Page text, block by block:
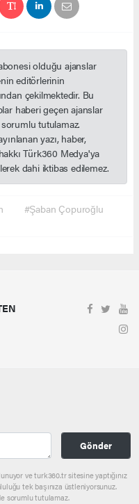
olduğu ajanslar
editörlerinin
çekilmektedir. Bu
haberi geçen ajanslar
tutulamaz.
yazı, haber,
Türk360 Medya'ya
dahi iktibas edilemez.
#Şaban Çopuroğlu
Gönder
ve turk360.tr sitesine yaptığınız
tek başınıza üstleniyorsunuz.
sorumlu tutulamaz.